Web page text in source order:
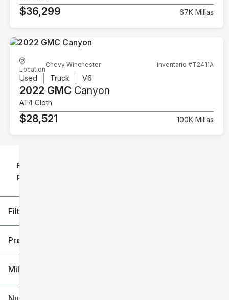
Filtrar
por
Filtros aplicados (3)
Precio
Millaje
$36,299 67K Millas
Location
Chevy Winchester Inventario #T2411A
Used Truck V6
2022 GMC Canyon
AT4 Cloth
$28,521 100K Millas